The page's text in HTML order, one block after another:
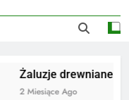
Żaluzje drewniane
2 Miesiące Ago